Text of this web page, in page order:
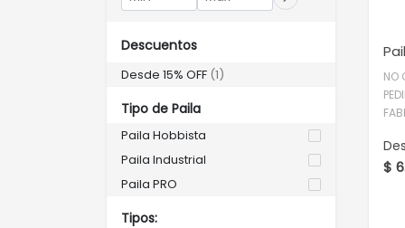
Descuentos
Desde 15% OFF (1)
Tipo de Paila
Paila Hobbista
Paila Industrial
Paila PRO
Tipos:
NO
$